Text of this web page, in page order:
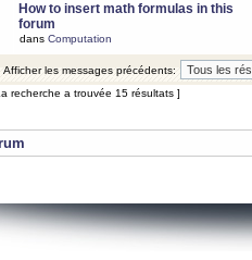
How to insert math formulas in this
forum
dans Computation
Afficher les messages précédents:
recherche a trouvée 15 résultats ]